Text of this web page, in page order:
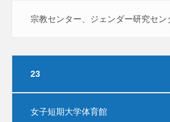
宗教センター、ジェンダー研究セン
23
女子短期大学体育館